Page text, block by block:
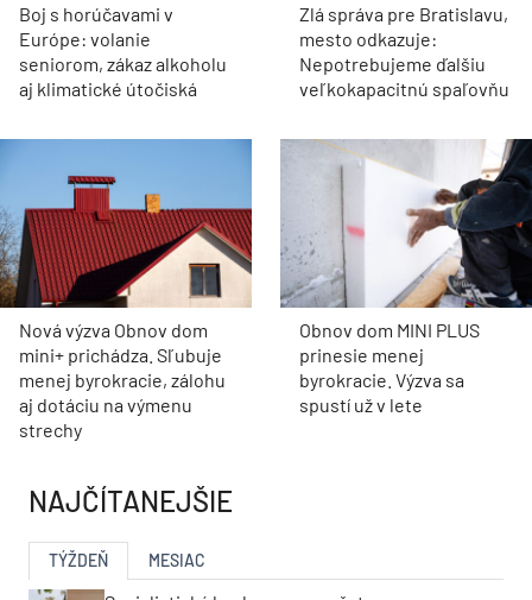
Boj s horúčavami v
Európe: volanie
seniorom, zákaz alkoholu
aj klimatické útočiská
Zlá správa pre Bratislavu,
mesto odkazuje:
Nepotrebujeme ďalšiu
veľkokapacitnú spaľovňu
Nová výzva Obnov dom
mini+ prichádza. Sľubuje
menej byrokracie, zálohu
aj dotáciu na výmenu
strechy
Obnov dom MINI PLUS
prinesie menej
byrokracie. Výzva sa
spustí už v lete
NAJČÍTANEJŠIE
TÝŽDEŇ MESIAC